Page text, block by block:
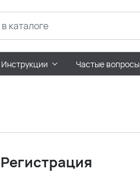
Инструкции Частые вопросы
Регистрация